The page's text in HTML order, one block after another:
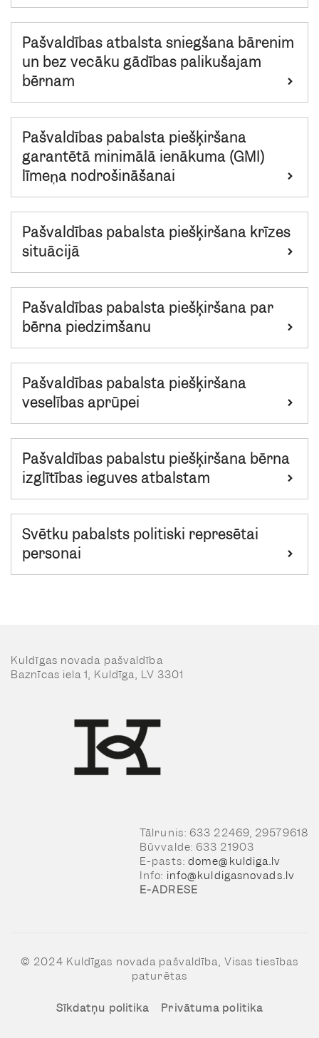
Pašvaldības atbalsta sniegšana bārenim
un bez vecāku gādības palikušajam
bērnam
Pašvaldības pabalsta piešķiršana
garantētā minimālā ienākuma (GMI)
līmeņa nodrošināšanai
Pašvaldības pabalsta piešķiršana krīzes
situācijā
Pašvaldības pabalsta piešķiršana par
bērna piedzimšanu
Pašvaldības pabalsta piešķiršana
veselības aprūpei
Pašvaldības pabalstu piešķiršana bērna
izglītības ieguves atbalstam
Svētku pabalsts politiski represētai
personai
Kuldīgas novada pašvaldība
Baznīcas iela 1, Kuldīga, LV 3301
Tālrunis: 633 22469, 29579618
Būvvalde: 633 21903
E-pasts: dome@kuldiga.lv
Info: info@kuldigasnovads.lv
E-ADRESE
© 2024 Kuldīgas novada pašvaldība, Visas tiesības
paturētas
Sīkdatņu politika Privātuma politika